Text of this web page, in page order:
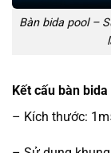
Bàn bida pool –
Kết cấu bàn
– Kích thước: